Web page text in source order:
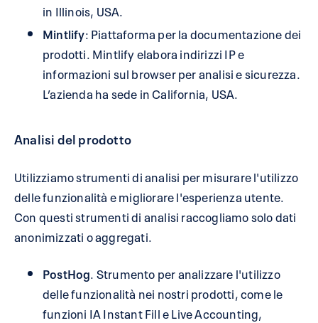
in Illinois, USA.
Mintlify: Piattaforma per la documentazione dei
prodotti. Mintlify elabora indirizzi IP e
informazioni sul browser per analisi e sicurezza.
L’azienda ha sede in California, USA.
Analisi del prodotto
Utilizziamo strumenti di analisi per misurare l'utilizzo
delle funzionalità e migliorare l'esperienza utente.
Con questi strumenti di analisi raccogliamo solo dati
anonimizzati o aggregati.
PostHog. Strumento per analizzare l'utilizzo
delle funzionalità nei nostri prodotti, come le
funzioni IA Instant Fill e Live Accounting,